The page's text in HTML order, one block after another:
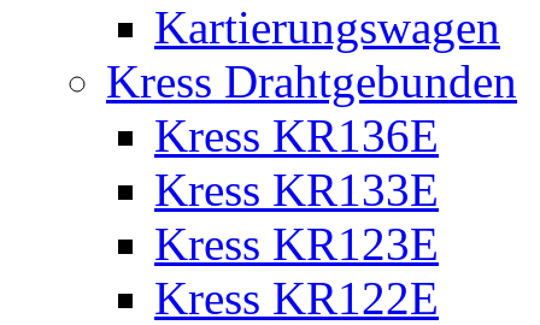
Kartierungswagen
Kress Drahtgebunden
Kress KR136E
Kress KR133E
Kress KR123E
Kress KR122E